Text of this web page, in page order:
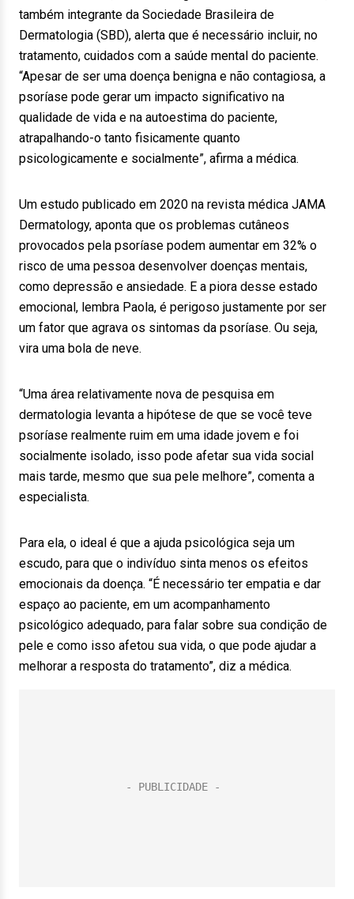
também integrante da Sociedade Brasileira de
Dermatologia (SBD), alerta que é necessário incluir, no
tratamento, cuidados com a saúde mental do paciente.
“Apesar de ser uma doença benigna e não contagiosa, a
psoríase pode gerar um impacto significativo na
qualidade de vida e na autoestima do paciente,
atrapalhando-o tanto fisicamente quanto
psicologicamente e socialmente”, afirma a médica.
Um estudo publicado em 2020 na revista médica JAMA
Dermatology, aponta que os problemas cutâneos
provocados pela psoríase podem aumentar em 32% o
risco de uma pessoa desenvolver doenças mentais,
como depressão e ansiedade. E a piora desse estado
emocional, lembra Paola, é perigoso justamente por ser
um fator que agrava os sintomas da psoríase. Ou seja,
vira uma bola de neve.
“Uma área relativamente nova de pesquisa em
dermatologia levanta a hipótese de que se você teve
psoríase realmente ruim em uma idade jovem e foi
socialmente isolado, isso pode afetar sua vida social
mais tarde, mesmo que sua pele melhore”, comenta a
especialista.
Para ela, o ideal é que a ajuda psicológica seja um
escudo, para que o indivíduo sinta menos os efeitos
emocionais da doença. “É necessário ter empatia e dar
espaço ao paciente, em um acompanhamento
psicológico adequado, para falar sobre sua condição de
pele e como isso afetou sua vida, o que pode ajudar a
melhorar a resposta do tratamento”, diz a médica.